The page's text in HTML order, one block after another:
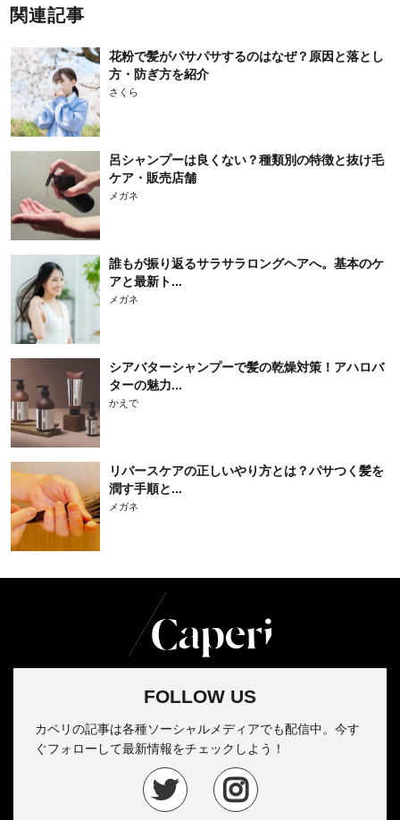
関連記事
花粉で髪がパサパサするのはなぜ？原因と落とし
方・防ぎ方を紹介
さくら
呂シャンプーは良くない？種類別の特徴と抜け毛
ケア・販売店舗
メガネ
誰もが振り返るサラサラロングヘアへ。基本のケ
アと最新ト...
メガネ
シアバターシャンプーで髪の乾燥対策！アハロバ
ターの魅力...
かえで
リバースケアの正しいやり方とは？パサつく髪を
潤す手順と...
メガネ
FOLLOW US
カペリの記事は各種ソーシャルメディアでも配信中。今す
ぐフォローして最新情報をチェックしよう！